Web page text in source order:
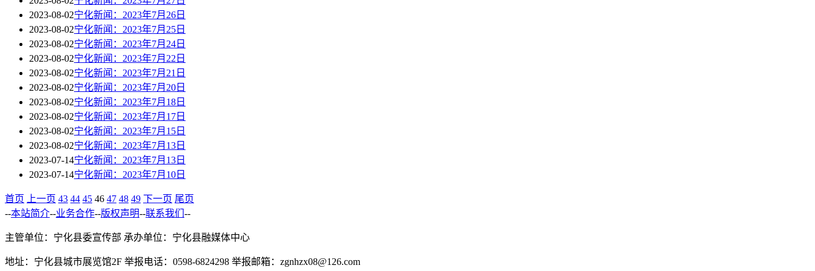
2023-08-02宁化新闻：2023年7月26日
2023-08-02宁化新闻：2023年7月25日
2023-08-02宁化新闻：2023年7月24日
2023-08-02宁化新闻：2023年7月22日
2023-08-02宁化新闻：2023年7月21日
2023-08-02宁化新闻：2023年7月20日
2023-08-02宁化新闻：2023年7月18日
2023-08-02宁化新闻：2023年7月17日
2023-08-02宁化新闻：2023年7月15日
2023-08-02宁化新闻：2023年7月13日
2023-07-14宁化新闻：2023年7月13日
2023-07-14宁化新闻：2023年7月10日
首页 上一页 43 44 45 46 47 48 49 下一页 尾页
--本站简介--业务合作--版权声明--联系我们 --
主管单位：宁化县委宣传部 承办单位：宁化县融媒体中心
地址：宁化县城市展览馆2F 举报电话：0598-6824298 举报邮箱：zgnhzx08@126.com